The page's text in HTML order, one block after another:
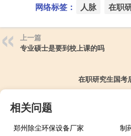
网络标签： 人脉 在职
上一篇
专业硕士是要到校上课的吗
在职研究生国考
相关问题
郑州除尘环保设备厂家 制